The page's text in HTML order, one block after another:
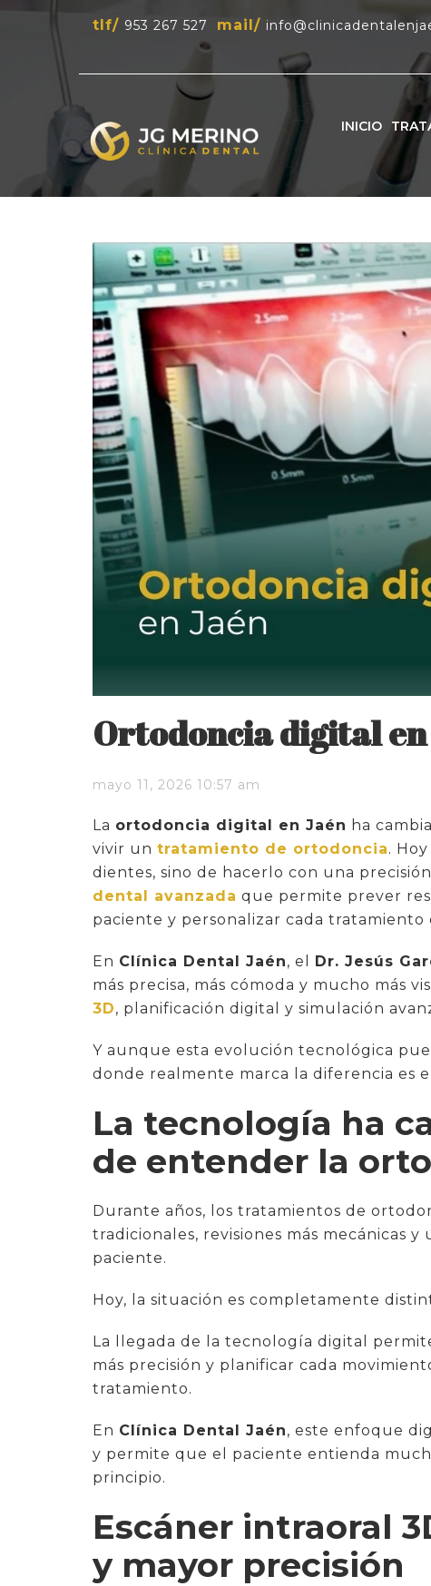
tlf/ 953 267 527 mail/
INICIO
Ortodoncia digital en
mayo 11, 2026 10:57 am
La ortodoncia digital en Jaén ha
vivir un tratamiento de ortodoncia.
dientes, sino de hacerlo con una
dental avanzada que permite prever
paciente y personalizar cada tratamiento
En Clínica Dental Jaén, el Dr. Jesús
más precisa, más cómoda y mucho más
3D, planificación digital y simulación
Y aunque esta evolución tecnológica
donde realmente marca la diferencia es
La tecnología ha
de entender la
Durante años, los tratamientos de
tradicionales, revisiones más mecánicas
paciente.
Hoy, la situación es completamente
La llegada de la tecnología digital
más precisión y planificar cada
tratamiento.
En Clínica Dental Jaén, este enfoque
y permite que el paciente entienda
principio.
Escáner intraoral
y mayor precisión